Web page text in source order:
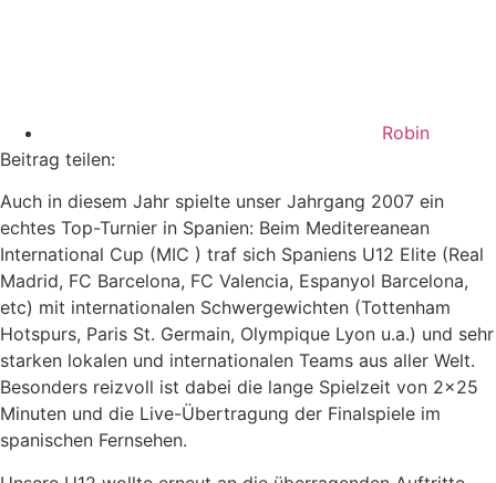
Robin
Beitrag teilen:
Auch in diesem Jahr spielte unser Jahrgang 2007 ein
echtes Top-Turnier in Spanien: Beim Meditereanean
International Cup (MIC ) traf sich Spaniens U12 Elite (Real
Madrid, FC Barcelona, FC Valencia, Espanyol Barcelona,
etc) mit internationalen Schwergewichten (Tottenham
Hotspurs, Paris St. Germain, Olympique Lyon u.a.) und sehr
starken lokalen und internationalen Teams aus aller Welt.
Besonders reizvoll ist dabei die lange Spielzeit von 2×25
Minuten und die Live-Übertragung der Finalspiele im
spanischen Fernsehen.